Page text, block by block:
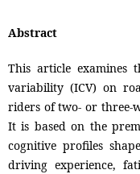
Abstract
This article examines
variability (ICV) on
riders of two- or three-
It is based on the
cognitive profiles
driving experience,